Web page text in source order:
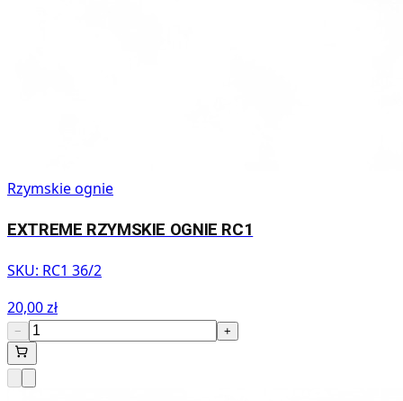
Rzymskie ognie
EXTREME RZYMSKIE OGNIE RC1
SKU: RC1 36/2
20,00 zł
− +